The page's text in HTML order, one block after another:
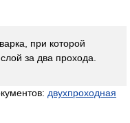
при которой
за два прохода.
двухпроходная